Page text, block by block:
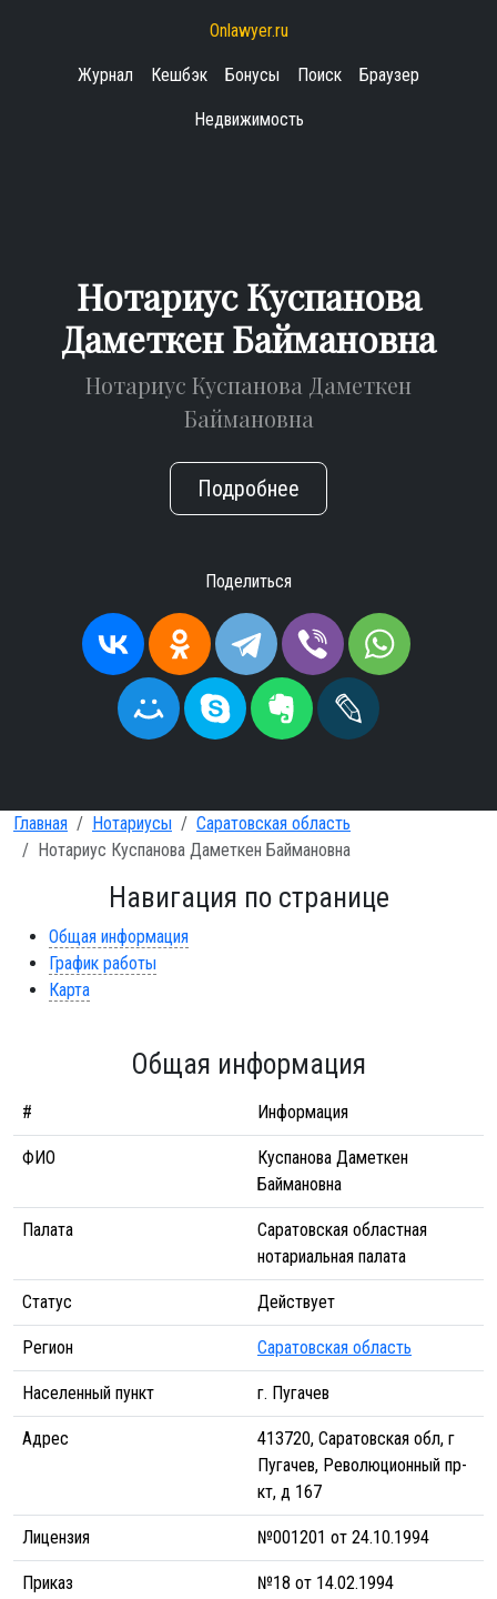
Onlawyer.ru
Журнал Кешбэк Бонусы Поиск Браузер
Недвижимость
Нотариус Куспанова
Даметкен Баймановна
Нотариус Куспанова Даметкен
Баймановна
Подробнее
Поделиться
Главная Нотариусы
Саратовская область
Нотариус Куспанова Даметкен Баймановна
Навигация по странице
Общая информация
График работы
Карта
Общая информация
# Информация
ФИО
Куспанова Даметкен
Баймановна
Палата
Саратовская областная
нотариальная палата
Статус Действует
Регион Саратовская область
Населенный пункт г. Пугачев
Адрес
413720, Саратовская обл, г
Пугачев, Революционный пр-
кт, д 167
Лицензия №001201 от 24.10.1994
Приказ №18 от 14.02.1994